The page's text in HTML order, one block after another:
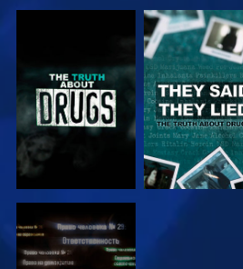
СМОТРЕТЬ
СМОТРЕТЬ